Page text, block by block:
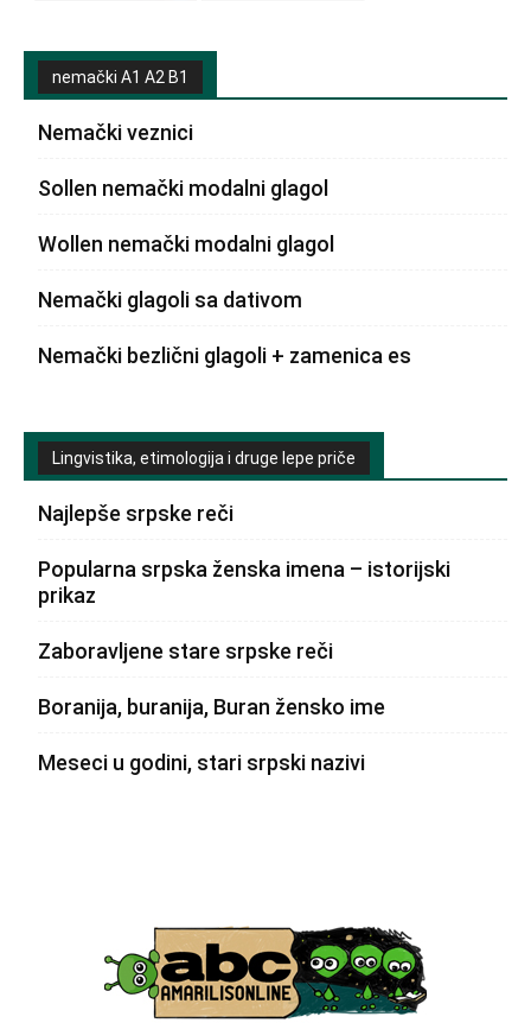
nemački A1 A2 B1
Nemački veznici
Sollen nemački modalni glagol
Wollen nemački modalni glagol
Nemački glagoli sa dativom
Nemački bezlični glagoli + zamenica es
Lingvistika, etimologija i druge lepe priče
Najlepše srpske reči
Popularna srpska ženska imena – istorijski
prikaz
Zaboravljene stare srpske reči
Boranija, buranija, Buran žensko ime
Meseci u godini, stari srpski nazivi